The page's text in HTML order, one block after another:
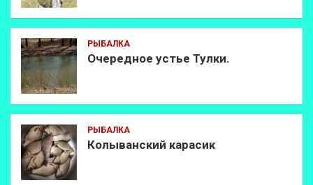
РЫБАЛКА
Очередное устье Тулки.
РЫБАЛКА
Колыванский карасик